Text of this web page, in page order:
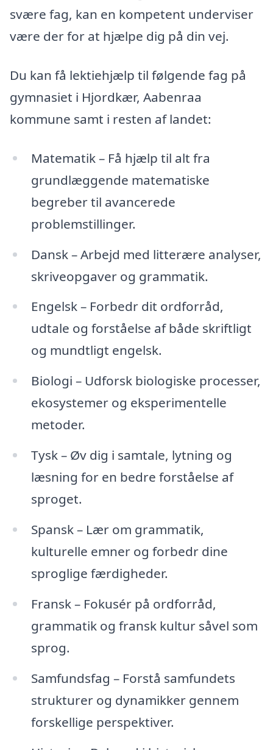
svære fag, kan en kompetent underviser
være der for at hjælpe dig på din vej.
Du kan få lektiehjælp til følgende fag på
gymnasiet i Hjordkær, Aabenraa
kommune samt i resten af landet:
Matematik – Få hjælp til alt fra
grundlæggende matematiske
begreber til avancerede
problemstillinger.
Dansk – Arbejd med litterære analyser,
skriveopgaver og grammatik.
Engelsk – Forbedr dit ordforråd,
udtale og forståelse af både skriftligt
og mundtligt engelsk.
Biologi – Udforsk biologiske processer,
ekosystemer og eksperimentelle
metoder.
Tysk – Øv dig i samtale, lytning og
læsning for en bedre forståelse af
sproget.
Spansk – Lær om grammatik,
kulturelle emner og forbedr dine
sproglige færdigheder.
Fransk – Fokusér på ordforråd,
grammatik og fransk kultur såvel som
sprog.
Samfundsfag – Forstå samfundets
strukturer og dynamikker gennem
forskellige perspektiver.